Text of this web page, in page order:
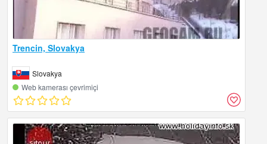
Trencin, Slovakya
Slovakya
Web kamerası çevrimiçi